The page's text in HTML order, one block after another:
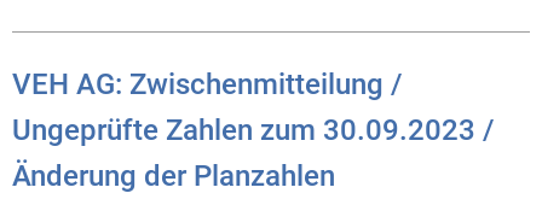
VEH AG: Zwischenmitteilung /
Ungeprüfte Zahlen zum 30.09.2023 /
Änderung der Planzahlen